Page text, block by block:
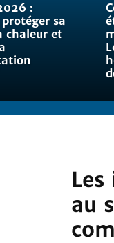
:
sa
chaleur et
au